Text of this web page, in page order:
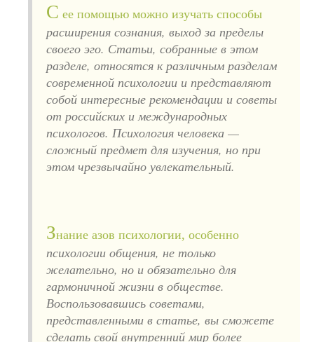
С ее помощью можно изучать способы
расширения сознания, выход за пределы
своего эго. Статьи, собранные в этом
разделе, относятся к различным разделам
современной психологии и представляют
собой интересные рекомендации и советы
от российских и международных
психологов. Психология человека —
сложный предмет для изучения, но при
этом чрезвычайно увлекательный.
Знание азов психологии, особенно
психологии общения, не только
желательно, но и обязательно для
гармоничной жизни в обществе.
Воспользовавшись советами,
представленными в статье, вы сможете
сделать свой внутренний мир более